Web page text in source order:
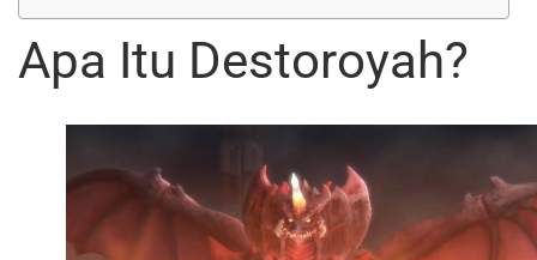
Apa Itu Destoroyah?